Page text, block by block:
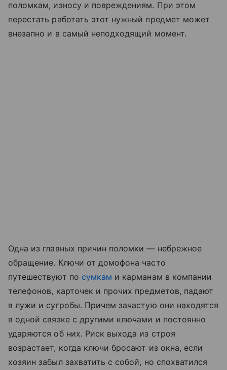
поломкам, износу и повреждениям. При этом
перестать работать этот нужный предмет может
внезапно и в самый неподходящий момент.
Одна из главных причин поломки — небрежное
обращение. Ключи от домофона часто
путешествуют по сумкам и карманам в компании
телефонов, карточек и прочих предметов, падают
в лужи и сугробы. Причем зачастую они находятся
в одной связке с другими ключами и постоянно
ударяются об них. Риск выхода из строя
возрастает, когда ключи бросают из окна, если
хозяин забыл захватить с собой, но спохватился